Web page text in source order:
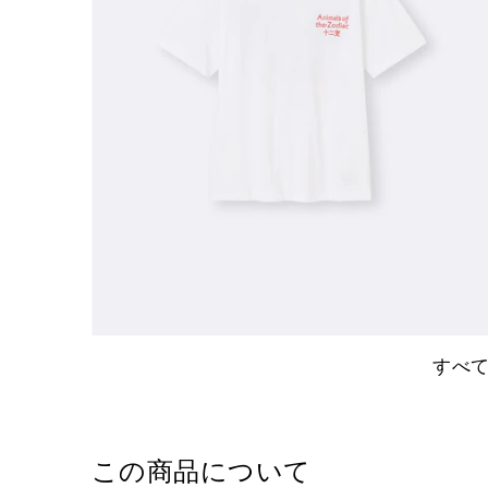
すべ
この商品について